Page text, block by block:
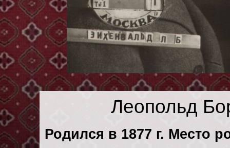
Леопольд
Родился в 1877 г. Место